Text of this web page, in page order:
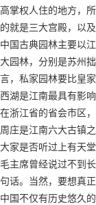
高掌权人住的地方，
的就是三大宫殿，以及
中国古典园林主要以
大园林，分别是苏州
言，私家园林要比皇家
西湖是江南最具有影
在浙江省的省会市区
周庄是江南六大古镇
大家是否听过上有天
毛主席曾经说过不到
句话。当然，要想真
中国不仅有历史悠久